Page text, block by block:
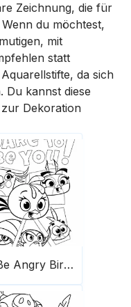
Zeichnung, die für
du möchtest,
mit
statt
da sich
Du kannst diese
Dekoration
Süße Angry Birds Stella